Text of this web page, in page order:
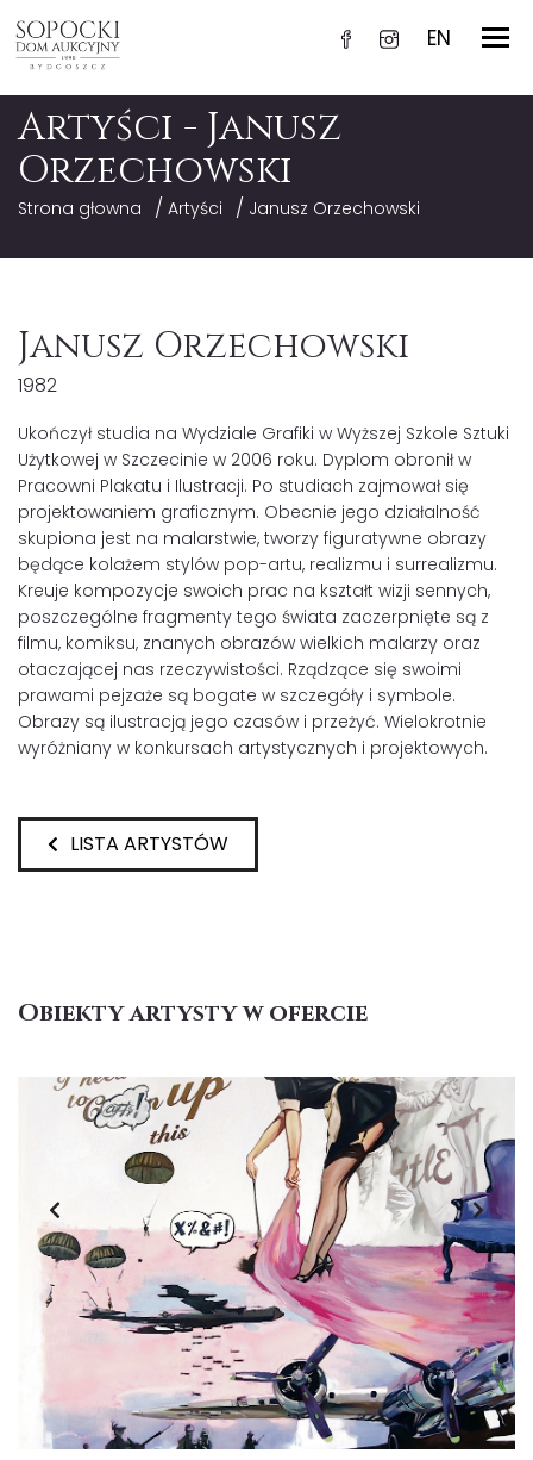
EN
Artyści - Janusz
Orzechowski
Strona głowna / Artyści / Janusz Orzechowski
Janusz Orzechowski
1982
Ukończył studia na Wydziale Grafiki w Wyższej Szkole Sztuki
Użytkowej w Szczecinie w 2006 roku. Dyplom obronił w
Pracowni Plakatu i Ilustracji. Po studiach zajmował się
projektowaniem graficznym. Obecnie jego działalność
skupiona jest na malarstwie, tworzy figuratywne obrazy
będące kolażem stylów pop-artu, realizmu i surrealizmu.
Kreuje kompozycje swoich prac na kształt wizji sennych,
poszczególne fragmenty tego świata zaczerpnięte są z
filmu, komiksu, znanych obrazów wielkich malarzy oraz
otaczającej nas rzeczywistości. Rządzące się swoimi
prawami pejzaże są bogate w szczegóły i symbole.
Obrazy są ilustracją jego czasów i przeżyć. Wielokrotnie
wyróżniany w konkursach artystycznych i projektowych.
LISTA ARTYSTÓW
Obiekty artysty w ofercie